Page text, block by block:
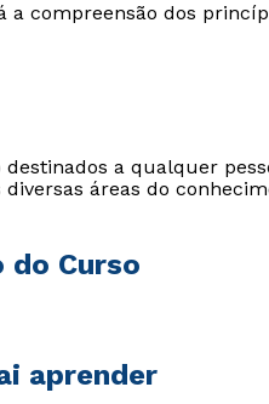
a compreensão dos
destinados a qualquer
áreas do
do Curso
aprender